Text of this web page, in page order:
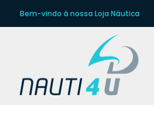
Bem-vindo à nossa Loja Náutica